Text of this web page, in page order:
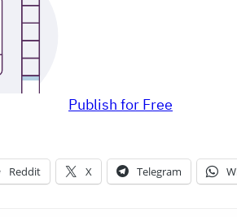
Publish for Free
Reddit X Telegram